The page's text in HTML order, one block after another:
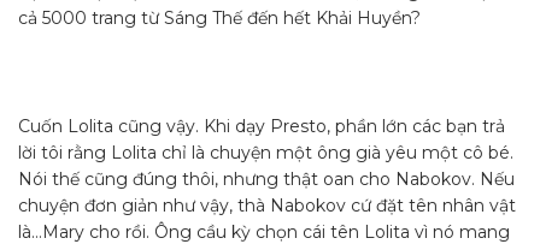
cả 5000 trang từ Sáng Thế đến hết Khải Huyền?
Cuốn Lolita cũng vậy. Khi dạy Presto, phần lớn các bạn trả
lời tôi rằng Lolita chỉ là chuyện một ông già yêu một cô bé.
Nói thế cũng đúng thôi, nhưng thật oan cho Nabokov. Nếu
chuyện đơn giản như vậy, thà Nabokov cứ đặt tên nhân vật
là…Mary cho rồi. Ông cầu kỳ chọn cái tên Lolita vì nó mang